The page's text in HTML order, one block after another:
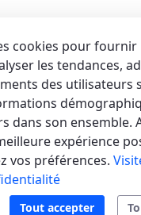
cookies pour fournir
les tendances,
des utilisateurs
dans son ensemble.
expérience
vos préférences.
Tout accepter